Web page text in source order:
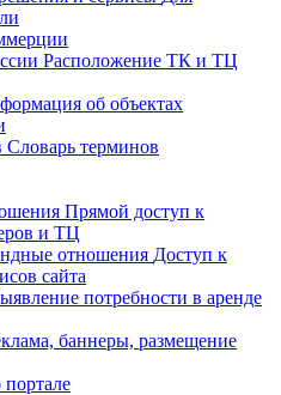
Расположение ТК и ТЦ
об объектах
Словарь терминов
Прямой доступ к
и ТЦ
отношения Доступ к
сайта
потребности в аренде
баннеры, размещение